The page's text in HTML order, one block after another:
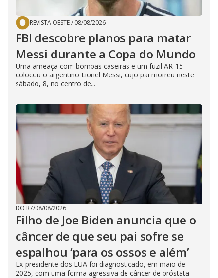
REVISTA OESTE/ 08/08/2026
FBI descobre planos para matar
Messi durante a Copa do Mundo
Uma ameaça com bombas caseiras e um fuzil AR-15
colocou o argentino Lionel Messi, cujo pai morreu neste
sábado, 8, no centro de...
DO R7/08/08/2026
Filho de Joe Biden anuncia que o
câncer de que seu pai sofre se
espalhou ‘para os ossos e além’
Ex-presidente dos EUA foi diagnosticado, em maio de
2025, com uma forma agressiva de câncer de próstata